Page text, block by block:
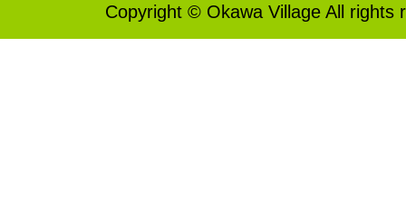
Copyright © Okawa Village All rights